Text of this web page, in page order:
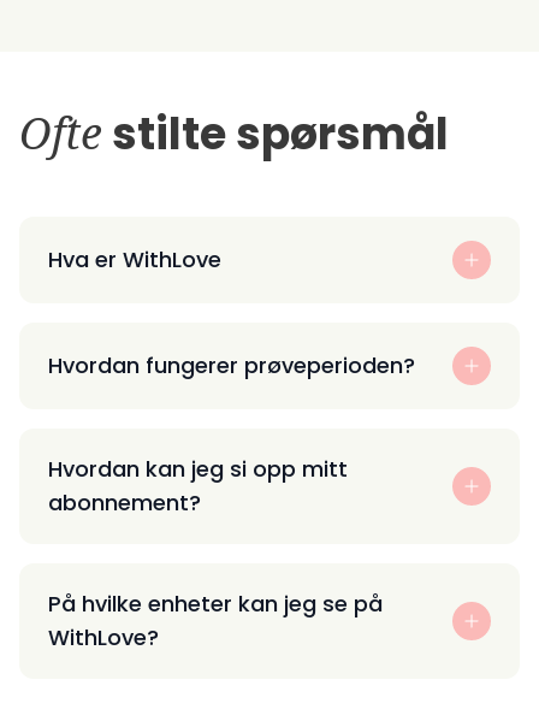
Ofte stilte spørsmål
Hva er WithLove
Hvordan fungerer prøveperioden?
Hvordan kan jeg si opp mitt
abonnement?
På hvilke enheter kan jeg se på
WithLove?